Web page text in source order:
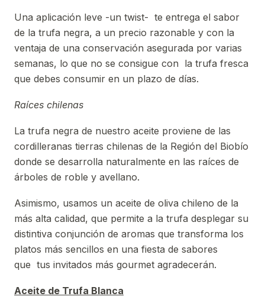
Una aplicación leve -un twist- te entrega el sabor
de la trufa negra, a un precio razonable y con la
ventaja de una conservación asegurada por varias
semanas, lo que no se consigue con la trufa fresca
que debes consumir en un plazo de días.
Raíces chilenas
La trufa negra de nuestro aceite proviene de las
cordilleranas tierras chilenas de la Región del Biobío
donde se desarrolla naturalmente en las raíces de
árboles de roble y avellano.
Asimismo, usamos un aceite de oliva chileno de la
más alta calidad, que permite a la trufa desplegar su
distintiva conjunción de aromas que transforma los
platos más sencillos en una fiesta de sabores
que tus invitados más gourmet agradecerán.
Aceite de Trufa Blanca